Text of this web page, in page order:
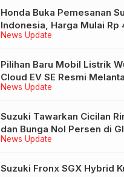
News Update
Honda Buka Pemesanan
Indonesia, Harga Mulai Rp
News Update
Pilihan Baru Mobil Listrik
Cloud EV SE Resmi
2026
News Update
Suzuki Tawarkan Cicilan
dan Bunga Nol Persen di
Suzuki Fronx SGX Hybrid